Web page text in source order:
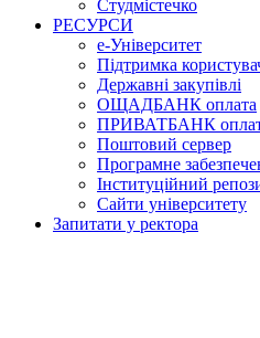
Студмістечко
РЕСУРСИ
е-Університет
Підтримка
Державні закупівлі
ОЩАДБАНК оплата
ПРИВАТБАНК
Поштовий сервер
Програмне
Інституційний
Сайти університету
Запитати у ректора